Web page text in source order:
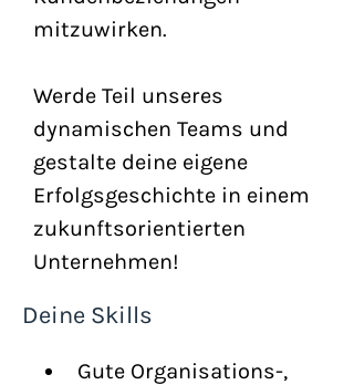
Deine Skills
Gute Organisations-,
mitzuwirken.
Werde Teil unseres
dynamischen Teams und
gestalte deine eigene
Erfolgsgeschichte in einem
zukunftsorientierten
Unternehmen!